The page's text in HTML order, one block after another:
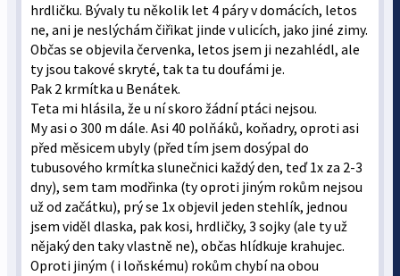
hrdličku. Bývaly tu několik let 4 páry v domácích, letos
ne, ani je neslýchám čiřikat jinde v ulicích, jako jiné zimy.
Občas se objevila červenka, letos jsem ji nezahlédl, ale
ty jsou takové skryté, tak ta tu doufámi je.
Pak 2 krmítka u Benátek.
Teta mi hlásila, že u ní skoro žádní ptáci nejsou.
My asi o 300 m dále. Asi 40 polňáků, koňadry, oproti asi
před měsicem ubyly (před tím jsem dosýpal do
tubusového krmítka slunečnici každý den, teď 1x za 2-3
dny), sem tam modřinka (ty oproti jiným rokům nejsou
už od začátku), prý se 1x objevil jeden stehlík, jednou
jsem viděl dlaska, pak kosi, hrdličky, 3 sojky (ale ty už
nějaký den taky vlastně ne), občas hlídkuje krahujec.
Oproti jiným ( i loňskému) rokům chybí na obou